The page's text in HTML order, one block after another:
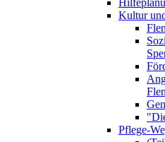
Kultur
Pflege-